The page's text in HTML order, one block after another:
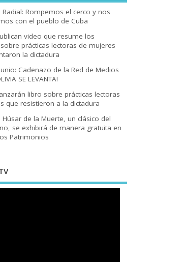
Radial: Rompemos el cerco y nos
con el pueblo de Cuba
video que resume los
prácticas lectoras de mujeres
la dictadura
Cadenazo de la Red de Medios
SE LEVANTA!
libro sobre prácticas lectoras
que resistieron a la dictadura
Húsar de la Muerte, un clásico del
se exhibirá de manera gratuita en
Patrimonios